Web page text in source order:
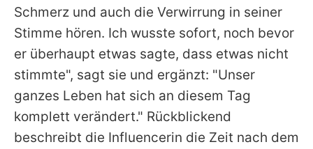
Schmerz und auch die Verwirrung in seiner
Stimme hören. Ich wusste sofort, noch bevor
er überhaupt etwas sagte, dass etwas nicht
stimmte", sagt sie und ergänzt: "Unser
ganzes Leben hat sich an diesem Tag
komplett verändert." Rückblickend
beschreibt die Influencerin die Zeit nach dem